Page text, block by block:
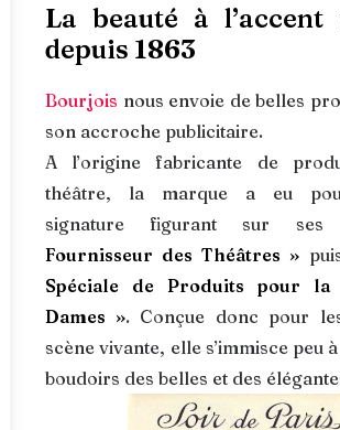
La beauté à l’accent
depuis 1863
Bourjois nous envoie de belles
son accroche publicitaire.
A l’origine fabricante de
théâtre, la marque a eu
signature figurant sur
Fournisseur des Théâtres »
Spéciale de Produits pour la
Dames ». Conçue donc pour
scène vivante, elle s’immisce peu
boudoirs des belles et des